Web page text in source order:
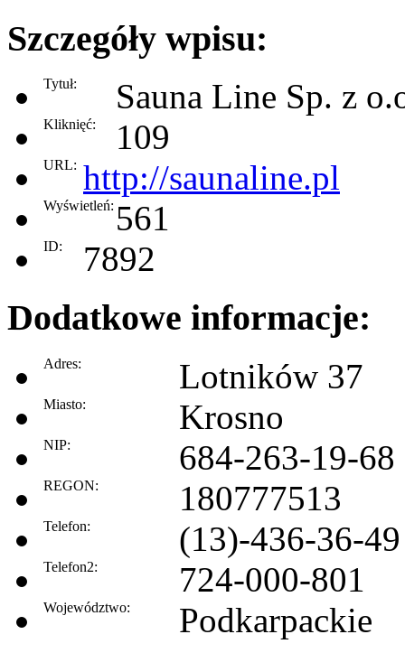
Szczegóły wpisu:
Tytuł: Sauna Line Sp. z
Kliknięć: 109
URL: http://saunaline.pl
Wyświetleń: 561
ID: 7892
Dodatkowe informacje:
Adres: Lotników 37
Miasto: Krosno
NIP: 684-263-19-68
REGON: 180777513
Telefon: (13)-436-36-49
Telefon2: 724-000-801
Województwo: Podkarpackie